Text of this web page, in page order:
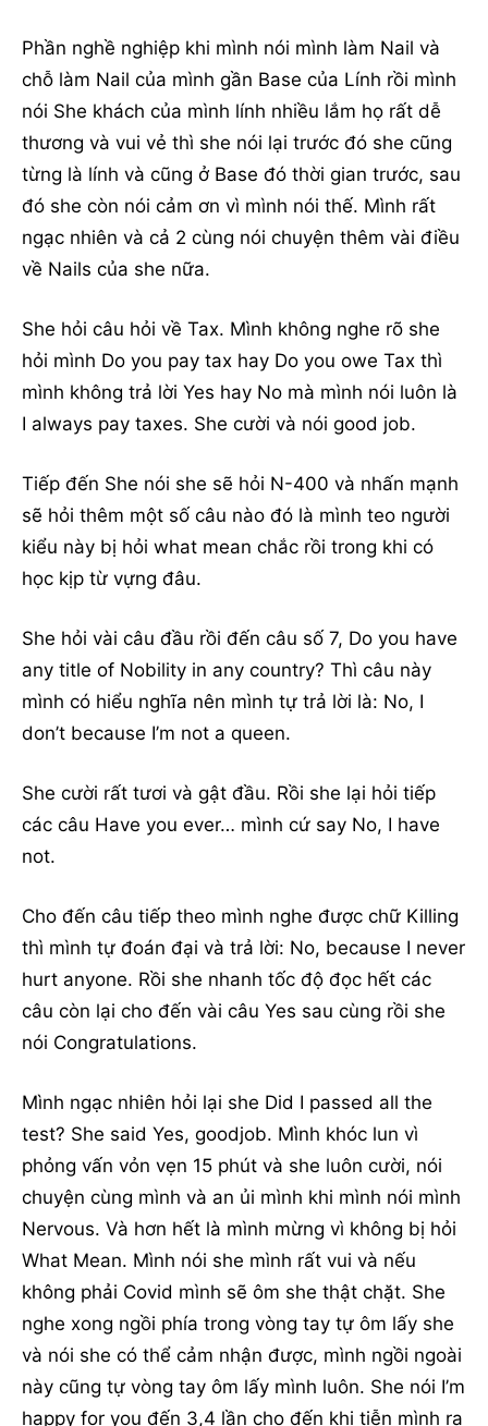
Phần nghề nghiệp khi mình nói mình làm Nail và
chỗ làm Nail của mình gần Base của Lính rồi mình
nói She khách của mình lính nhiều lắm họ rất dễ
thương và vui vẻ thì she nói lại trước đó she cũng
từng là lính và cũng ở Base đó thời gian trước, sau
đó she còn nói cảm ơn vì mình nói thế. Mình rất
ngạc nhiên và cả 2 cùng nói chuyện thêm vài điều
về Nails của she nữa.
She hỏi câu hỏi về Tax. Mình không nghe rõ she
hỏi mình Do you pay tax hay Do you owe Tax thì
mình không trả lời Yes hay No mà mình nói luôn là
I always pay taxes. She cười và nói good job.
Tiếp đến She nói she sẽ hỏi N-400 và nhấn mạnh
sẽ hỏi thêm một số câu nào đó là mình teo người
kiểu này bị hỏi what mean chắc rồi trong khi có
học kịp từ vựng đâu.
She hỏi vài câu đầu rồi đến câu số 7, Do you have
any title of Nobility in any country? Thì câu này
mình có hiểu nghĩa nên mình tự trả lời là: No, I
don’t because I’m not a queen.
She cười rất tươi và gật đầu. Rồi she lại hỏi tiếp
các câu Have you ever… mình cứ say No, I have
not.
Cho đến câu tiếp theo mình nghe được chữ Killing
thì mình tự đoán đại và trả lời: No, because I never
hurt anyone. Rồi she nhanh tốc độ đọc hết các
câu còn lại cho đến vài câu Yes sau cùng rồi she
nói Congratulations.
Mình ngạc nhiên hỏi lại she Did I passed all the
test? She said Yes, goodjob. Mình khóc lun vì
phỏng vấn vỏn vẹn 15 phút và she luôn cười, nói
chuyện cùng mình và an ủi mình khi mình nói mình
Nervous. Và hơn hết là mình mừng vì không bị hỏi
What Mean. Mình nói she mình rất vui và nếu
không phải Covid mình sẽ ôm she thật chặt. She
nghe xong ngồi phía trong vòng tay tự ôm lấy she
và nói she có thể cảm nhận được, mình ngồi ngoài
này cũng tự vòng tay ôm lấy mình luôn. She nói I’m
happy for you đến 3,4 lần cho đến khi tiễn mình ra